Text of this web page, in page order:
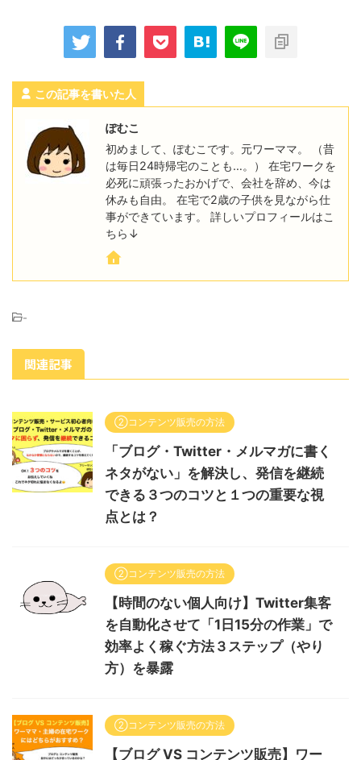
この記事を書いた人
ぽむこ
初めまして、ぽむこです。元ワーママ。 （昔
は毎日24時帰宅のことも…。） 在宅ワークを
必死に頑張ったおかげで、会社を辞め、今は
休みも自由。 在宅で2歳の子供を見ながら仕
事ができています。 詳しいプロフィールはこ
ちら↓
-
関連記事
②コンテンツ販売の方法
「ブログ・Twitter・メルマガに書く
ネタがない」を解決し、発信を継続
できる３つのコツと１つの重要な視
点とは？
②コンテンツ販売の方法
【時間のない個人向け】Twitter集客
を自動化させて「1日15分の作業」で
効率よく稼ぐ方法３ステップ（やり
方）を暴露
②コンテンツ販売の方法
【ブログ VS コンテンツ販売】ワー